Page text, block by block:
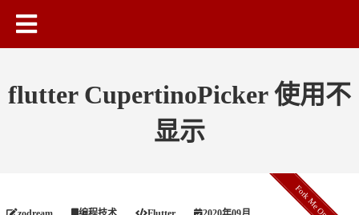
flutter CupertinoPicker 使用不
显示